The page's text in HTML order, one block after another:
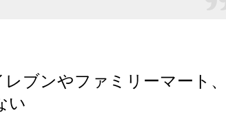
ブンやファミリーマート、
い